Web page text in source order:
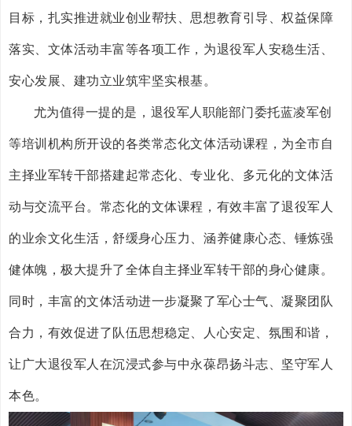
目标，扎实推进就业创业帮扶、思想教育引导、权益保障
落实、文体活动丰富等各项工作，为退役军人安稳生活、
安心发展、建功立业筑牢坚实根基。
尤为值得一提的是，退役军人职能部门委托蓝凌军创
等培训机构所开设的各类常态化文体活动课程，为全市自
主择业军转干部搭建起常态化、专业化、多元化的文体活
动与交流平台。常态化的文体课程，有效丰富了退役军人
的业余文化生活，舒缓身心压力、涵养健康心态、锤炼强
健体魄，极大提升了全体自主择业军转干部的身心健康。
同时，丰富的文体活动进一步凝聚了军心士气、凝聚团队
合力，有效促进了队伍思想稳定、人心安定、氛围和谐，
让广大退役军人在沉浸式参与中永葆昂扬斗志、坚守军人
本色。